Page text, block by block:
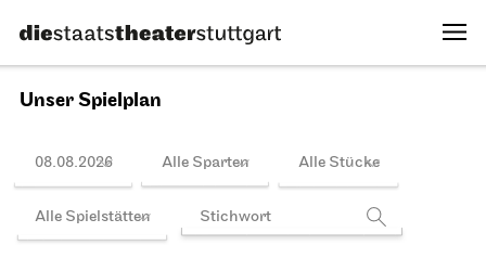
Spielplan
Internationales Solo-Tanz-Theater
Festival Stuttgart
14.11.2026